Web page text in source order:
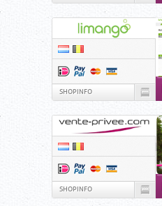
SHOPINFO
SHOPINFO